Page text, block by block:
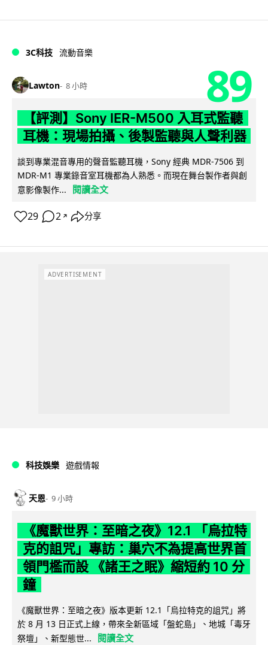
3C科技 流動音樂
Lawton 8 小時 89
【評測】Sony IER-M500 入耳式監聽
耳機：現場拍攝、後製監聽與人聲利器
談到專業混音專用的聲音監聽耳機，Sony 經典 MDR-7506 到
MDR-M1 專業錄音室耳機都為人熟悉。而現在舞台製作者與創
意影像製作...
閱讀全文
29 2 ↗ 分享
ADVERTISEMENT
科技娛樂 遊戲情報
天恩 9 小時
《魔獸世界：至暗之夜》12.1 「烏拉特
克的詛咒」專訪：巢穴不為提高世界首
領門檻而設 《諸王之眠》縮短約 10 分
鐘
《魔獸世界：至暗之夜》版本更新 12.1「烏拉特克的詛咒」將
於 8 月 13 日正式上線，帶來全新區域「盤蛇島」、地城「毒牙
祭壇」、新型態世...
閱讀全文